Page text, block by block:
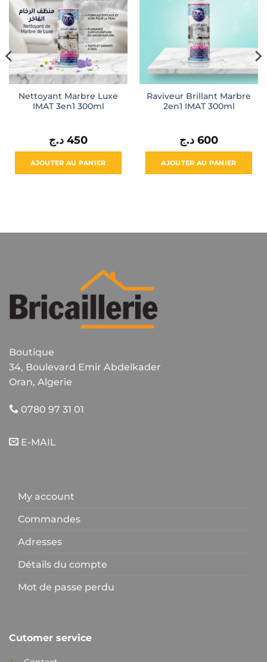
Nettoyant Marbre Luxe
IMAT 3en1 300ml
450 د.ج
AJOUTER AU PANIER
Raviveur Brillant Marbre
2en1 IMAT 300ml
600 د.ج
AJOUTER AU PANIER
Boutique
34, Boulevard Emir Abdelkader
Oran, Algerie
0780 97 31 01
E-MAIL
My account
Commandes
Adresses
Détails du compte
Mot de passe perdu
Cutomer service